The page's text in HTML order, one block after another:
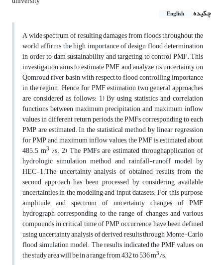
چکیده
English
A wide spectrum of resulting damages from floods throughout the
world, affirms the high importance of design flood determination
in order to dam sustainability and targeting to control PMF. This
investigation aims to estimate PMF and analyze its uncertainty on
Qomroud river basin with respect to flood controlling importance
in the region. Hence, for PMF estimation two general approaches
are considered as follows: 1) By using statistics and correlation
functions between maximum precipitation and maximum inflow
values in different return periods, the PMFs corresponding to each
PMP are estimated. In the statistical method, by linear regression
for PMP and maximum inflow values, the PMF is estimated about
485.5 m3 /s. 2) The PMFs are estimated throughapplication of
hydrologic simulation method and rainfall-runoff model by
HEC-1.The uncertainty analysis of obtained results from the
second approach has been processed by considering available
uncertainties in the modeling and input datasets. For this purpose,
amplitude and spectrum of uncertainty changes of PMF
hydrograph corresponding to the range of changes and various
compounds in critical time of PMP occurrence have been defined
using uncertainty analysis of derived results through Monte-Carlo
flood simulation model. The results indicated the PMF values on
the study area will be in a range from 432 to 536 m3/s.